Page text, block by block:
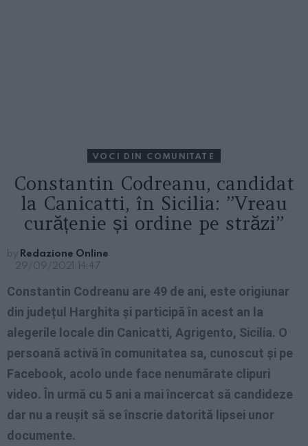
VOCI DIN COMUNITATE
Constantin Codreanu, candidat
la Canicatti, în Sicilia: ”Vreau
curățenie și ordine pe străzi”
by Redazione Online
29/09/2021, 14:47
Constantin Codreanu are 49 de ani, este origiunar
din județul Harghita și participă în acest an la
alegerile locale din Canicatti, Agrigento, Sicilia. O
persoană activă în comunitatea sa, cunoscut și pe
Facebook, acolo unde face nenumărate clipuri
video. În urmă cu 5 ani a mai încercat să candideze
dar nu a reușit să se înscrie datorită lipsei unor
documente.